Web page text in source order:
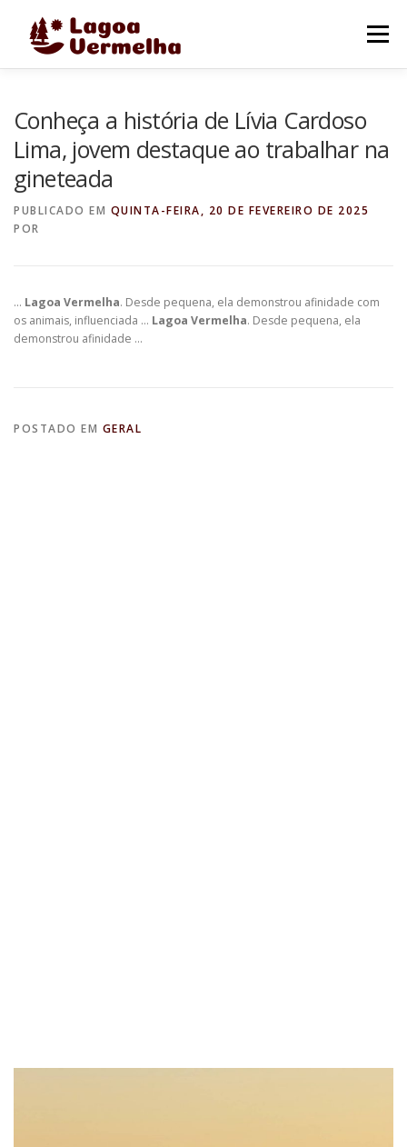
Menu
FALE CONOSCO
Conheça a história de Lívia Cardoso
Lima, jovem destaque ao trabalhar na
gineteada
PUBLICADO EM QUINTA-FEIRA, 20 DE FEVEREIRO DE 2025
POR
… Lagoa Vermelha. Desde pequena, ela demonstrou afinidade com
os animais, influenciada … Lagoa Vermelha. Desde pequena, ela
demonstrou afinidade …
POSTADO EM GERAL